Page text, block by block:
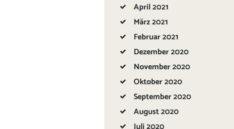
April2021
März2021
Februar2021
Dezember2020
November2020
Oktober2020
September2020
August2020